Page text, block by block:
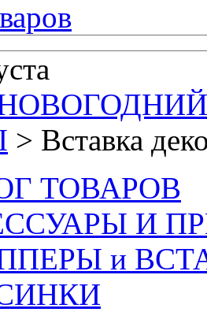
> Вставка
ТОВАРОВ
И
и